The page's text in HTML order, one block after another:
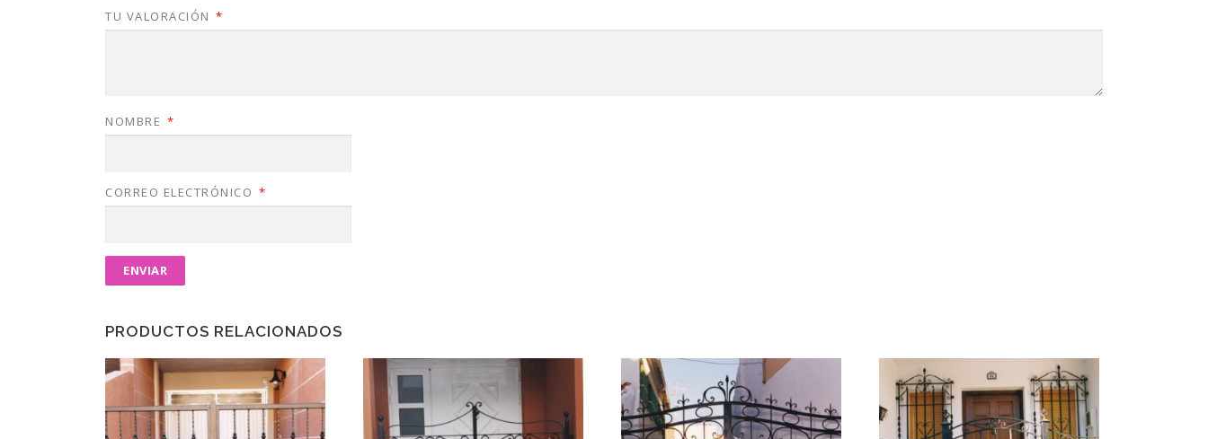
TU VALORACIÓN *
NOMBRE *
CORREO ELECTRÓNICO *
PRODUCTOS RELACIONADOS